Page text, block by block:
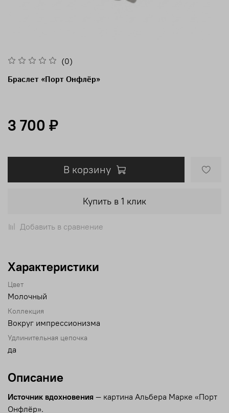
(0)
Браслет «Порт Онфлёр»
3 700 ₽
В корзину
Купить в 1 клик
Добавить в сравнение
Характеристики
Цвет
Молочный
Коллекция
Вокруг импрессионизма
Удлинительная цепочка
да
Описание
Источник вдохновения — картина Альбера Марке «Порт
Онфлёр».